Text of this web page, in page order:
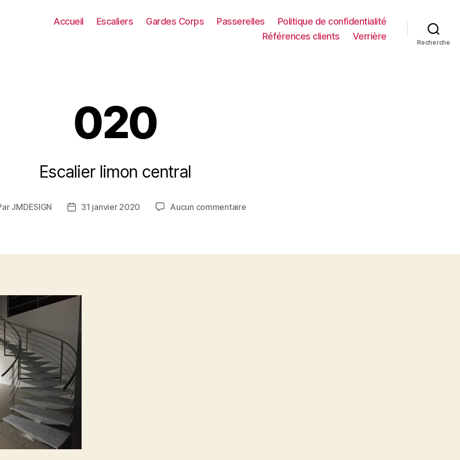
Accueil Escaliers Gardes Corps Passerelles
Politique de confidentialité
Références clients
Verrière
Recherche
020
Escalier limon central
JMDESIGN
Date31 janvier 2020 Aucun commentairesur